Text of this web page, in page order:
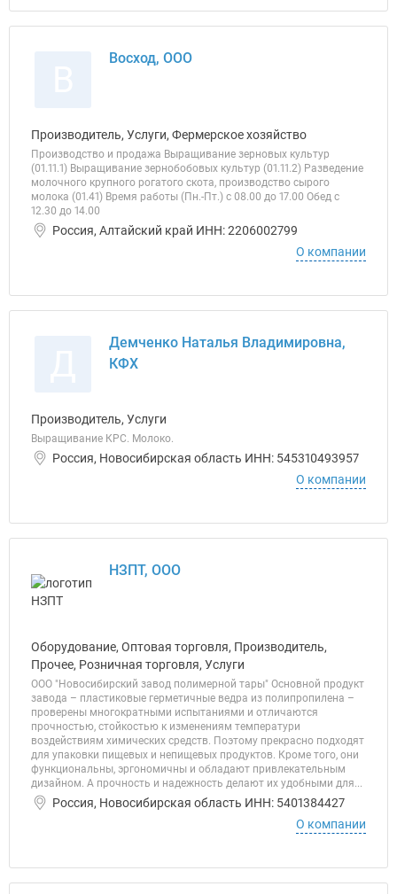
Восход, ООО
Производитель, Услуги, Фермерское хозяйство
Производство и продажа Выращивание зерновых культур
(01.11.1) Выращивание зернобобовых культур (01.11.2) Разведение
молочного крупного рогатого скота, производство сырого
молока (01.41) Время работы (Пн.-Пт.) с 08.00 до 17.00 Обед с
12.30 до 14.00
Россия, Алтайский край ИНН: 2206002799
О компании
Демченко Наталья Владимировна,
КФХ
Производитель, Услуги
Выращивание КРС. Молоко.
Россия, Новосибирская область ИНН: 545310493957
О компании
НЗПТ, ООО
Оборудование, Оптовая торговля, Производитель,
Прочее, Розничная торговля, Услуги
ООО "Новосибирский завод полимерной тары" Основной продукт
завода – пластиковые герметичные ведра из полипропилена –
проверены многократными испытаниями и отличаются
прочностью, стойкостью к изменениям температури
воздействиям химических средств. Поэтому прекрасно подходят
для упаковки пищевых и непищевых продуктов. Кроме того, они
функциональны, эргономичны и обладают привлекательным
дизайном. А прочность и надежность делают их удобными для...
Россия, Новосибирская область ИНН: 5401384427
О компании